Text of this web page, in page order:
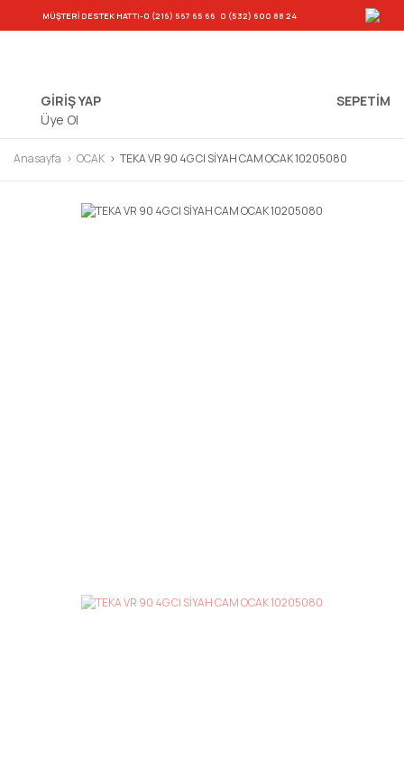
MÜŞTERİ DESTEK HATTI-0 (216) 567 65 66-0 (532) 600 88 24
GİRİŞ YAP
Üye Ol
SEPETIM
Anasayfa OCAK TEKA VR 90 4G CI SİYAH CAM OCAK 10205080